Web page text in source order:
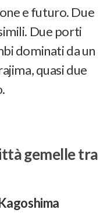
e futuro. Due
Due porti
dominati da un
quasi due
gemelle tra